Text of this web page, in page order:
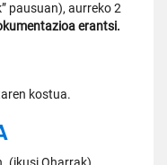
pausuan), aurreko 2
erantsi.
kostua.